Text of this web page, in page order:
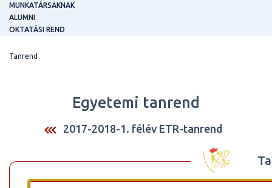
MUNKATÁRSAKNAK
ALUMNI
OKTATÁSI REND
Tanrend
Egyetemi tanrend
2017-2018-1. félév ETR-tanrend